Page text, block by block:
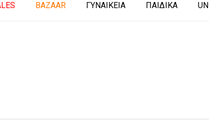
BAZAAR ΓΥΝΑΙΚΕΙΑ ΠΑΙΔΙΚΑ